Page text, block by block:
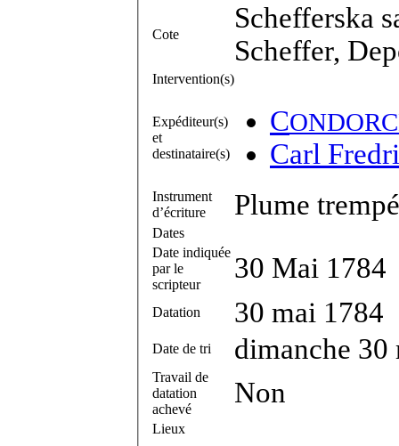
Cote
Schefferska
Scheffer,
Intervention(s)
Expéditeur(s)
et
destinataire(s)
C
Carl
Instrument
d’écriture
Plume
Dates
Date indiquée
par le
scripteur
30 Mai 1784
Datation 30 mai 1784
Date de tri dimanche 30
Travail de
datation
achevé
Non
Lieux